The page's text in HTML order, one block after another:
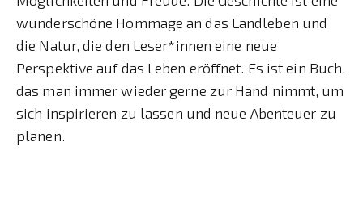
wunderschöne Hommage an das Landleben und
die Natur, die den Leser*innen eine neue
Perspektive auf das Leben eröffnet. Es ist ein Buch,
das man immer wieder gerne zur Hand nimmt, um
sich inspirieren zu lassen und neue Abenteuer zu
planen.